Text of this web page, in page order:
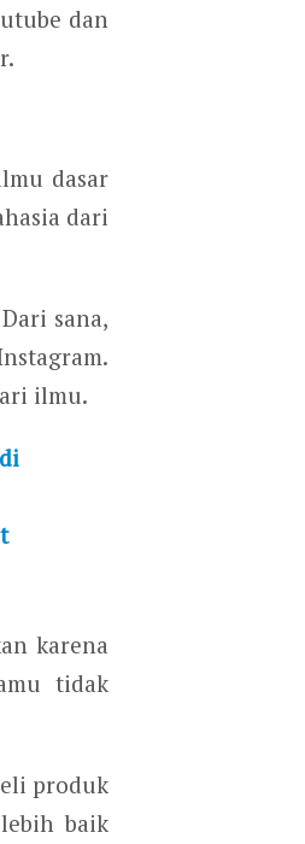
dan
dasar
dari
sana,
ilmu.
karena
tidak
produk
baik